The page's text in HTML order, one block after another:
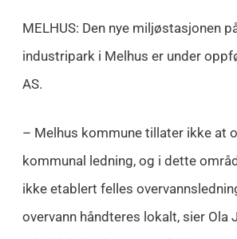
MELHUS: Den nye miljøstasjonen
industripark i Melhus er under
AS.
– Melhus kommune tillater ikke at
kommunal ledning, og i dette
ikke etablert felles
overvann håndteres lokalt, sier Ola